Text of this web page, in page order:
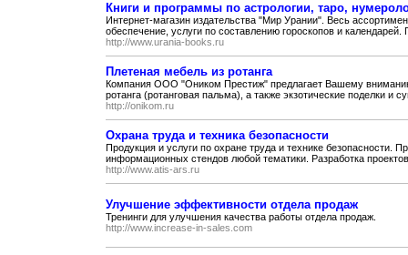
Книги и программы по астрологии, таро,
Интернет-магазин издательства "Мир Урании". Весь
обеспечение, услуги по составлению гороскопов и календарей.
http://www.urania-books.ru
Плетеная мебель из ротанга
Компания ООО "Оником Престиж" предлагает Вашему
ротанга (ротанговая пальма), а также экзотические поделки и
http://onikom.ru
Охрана труда и техника безопасности
Продукция и услуги по охране труда и технике безопасности.
информационных стендов любой тематики. Разработка
http://www.atis-ars.ru
Улучшение эффективности отдела продаж
Тренинги для улучшения качества работы отдела продаж.
http://www.increase-in-sales.com